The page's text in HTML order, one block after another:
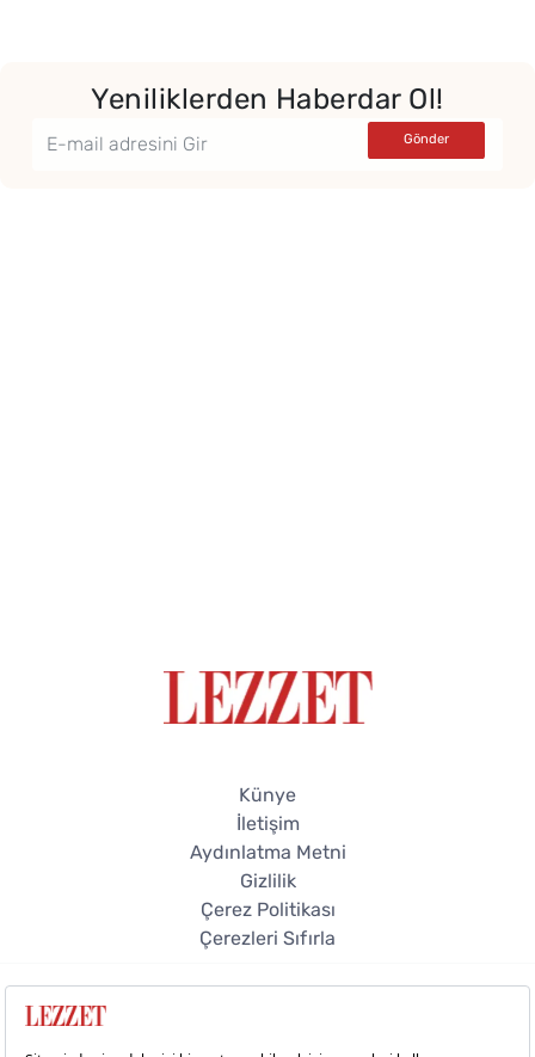
Yeniliklerden Haberdar Ol!
Künye
İletişim
Aydınlatma Metni
Gizlilik
Çerez Politikası
Çerezleri Sıfırla